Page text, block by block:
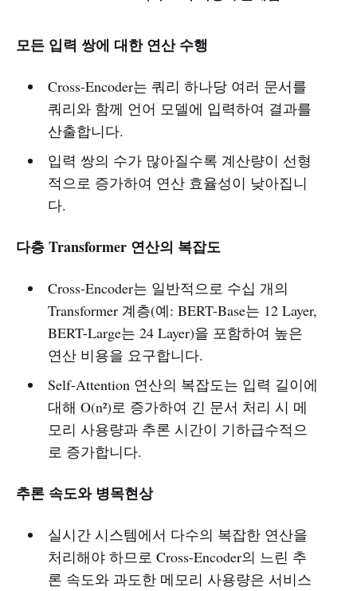
모든 입력 쌍에 대한 연산 수행
Cross-Encoder는 쿼리 하나당 여러 문서를
쿼리와 함께 언어 모델에 입력하여 결과를
산출합니다.
입력 쌍의 수가 많아질수록 계산량이 선형
적으로 증가하여 연산 효율성이 낮아집니
다.
다층 Transformer 연산의 복잡도
Cross-Encoder는 일반적으로 수십 개의
Transformer 계층(예: BERT-Base는 12 Layer,
BERT-Large는 24 Layer)을 포함하여 높은
연산 비용을 요구합니다.
Self-Attention 연산의 복잡도는 입력 길이에
대해 O(n²)로 증가하여 긴 문서 처리 시 메
모리 사용량과 추론 시간이 기하급수적으
로 증가합니다.
추론 속도와 병목현상
실시간 시스템에서 다수의 복잡한 연산을
처리해야 하므로 Cross-Encoder의 느린 추
론 속도와 과도한 메모리 사용량은 서비스